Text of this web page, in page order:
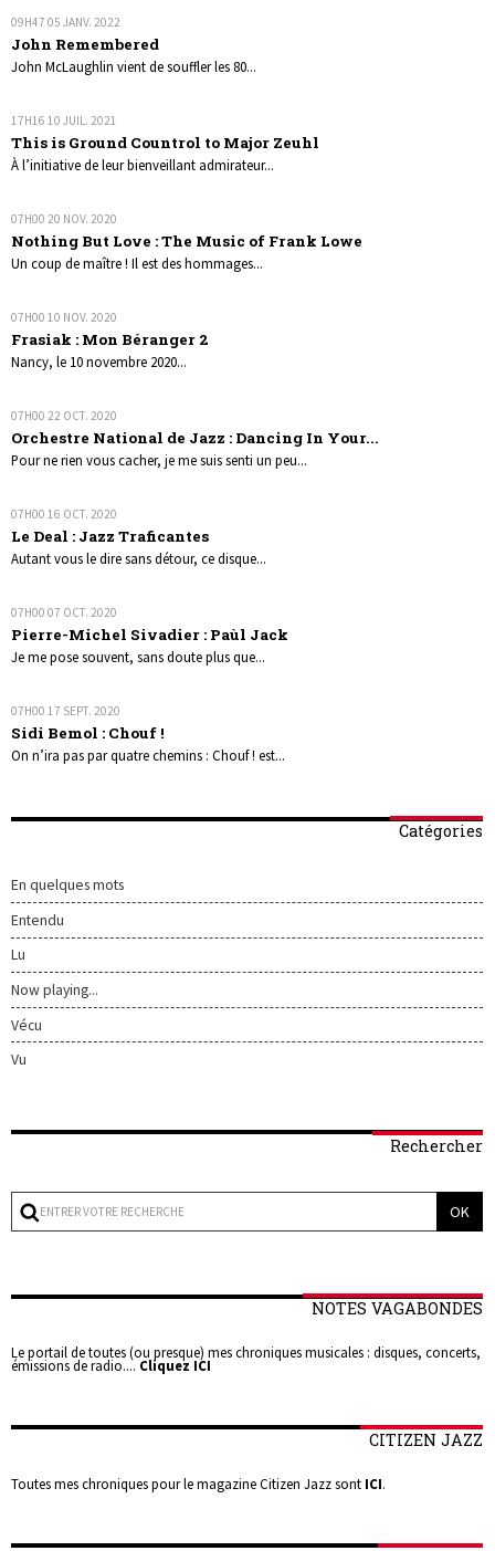
09H47 05 JANV. 2022
John Remembered
John McLaughlin vient de souffler les 80...
17H16 10 JUIL. 2021
This is Ground Countrol to Major Zeuhl
À l’initiative de leur bienveillant admirateur...
07H00 20 NOV. 2020
Nothing But Love : The Music of Frank Lowe
Un coup de maître ! Il est des hommages...
07H00 10 NOV. 2020
Frasiak : Mon Béranger 2
Nancy, le 10 novembre 2020...
07H00 22 OCT. 2020
Orchestre National de Jazz : Dancing In Your...
Pour ne rien vous cacher, je me suis senti un peu...
07H00 16 OCT. 2020
Le Deal : Jazz Traficantes
Autant vous le dire sans détour, ce disque...
07H00 07 OCT. 2020
Pierre-Michel Sivadier : Paùl Jack
Je me pose souvent, sans doute plus que...
07H00 17 SEPT. 2020
Sidi Bemol : Chouf !
On n’ira pas par quatre chemins : Chouf ! est...
Catégories
En quelques mots
Entendu
Lu
Now playing...
Vécu
Vu
Rechercher
NOTES VAGABONDES
Le portail de toutes (ou presque) mes chroniques musicales : disques, concerts,
émissions de radio.... Cliquez ICI
CITIZEN JAZZ
Toutes mes chroniques pour le magazine Citizen Jazz sont ICI.